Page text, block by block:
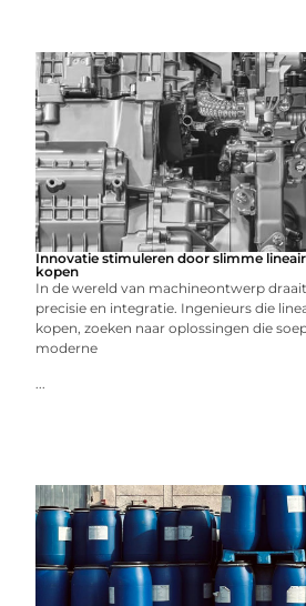
Innovatie stimuleren door slimme
kopen
In de wereld van machineontwerp
precisie en integratie. Ingenieurs die
kopen, zoeken naar oplossingen die
moderne
...